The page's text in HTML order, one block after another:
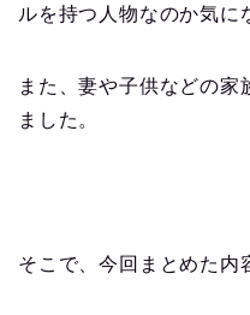
ルを持つ人物なのか気に
また、妻や子供などの家
ました。
そこで、今回まとめた内